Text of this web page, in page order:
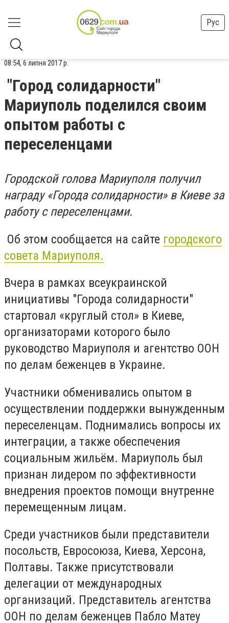
Рус
08:54, 6 липня 2017 р.
"Город солидарности"
Мариуполь поделился своим
опытом работы с
переселенцами
Городской голова Мариуполя получил
награду «Города солидарности» в Киеве за
работу с переселенцами.
Об этом сообщается на сайте городского
совета Мариуполя.
Вчера в рамках всеукраинской
инициативы "Города солидарности"
стартовал «круглый стол» в Киеве,
организаторами которого было
руководство Мариуполя и агентство ООН
по делам беженцев в Украине.
Участники обменивались опытом в
осуществлении поддержки вынужденным
переселенцам. Поднимались вопросы их
интеграции, а также обеспечения
социальным жильём. Мариуполь был
признан лидером по эффективности
внедрения проектов помощи внутренне
перемещенным лицам.
Среди участников были представители
посольств, Евросоюза, Киева, Херсона,
Полтавы. Также присутствовали
делегации от международных
организаций. Представитель агентства
ООН по делам беженцев Пабло Матеу